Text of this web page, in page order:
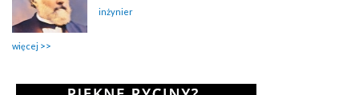
inżynier
więcej